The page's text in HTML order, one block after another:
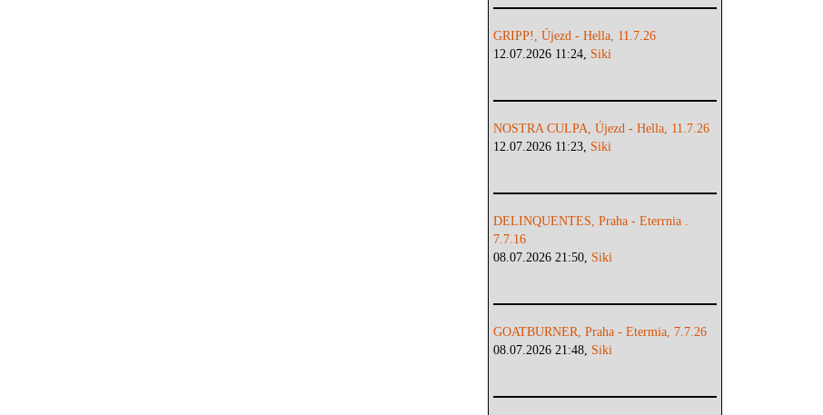
GRIPP!, Újezd - Hella, 11.7.26
12.07.2026 11:24, Siki
NOSTRA CULPA, Újezd - Hella, 11.7.26
12.07.2026 11:23, Siki
DELINQUENTES, Praha - Eterrnia .
7.7.16
08.07.2026 21:50, Siki
GOATBURNER, Praha - Etermia, 7.7.26
08.07.2026 21:48, Siki